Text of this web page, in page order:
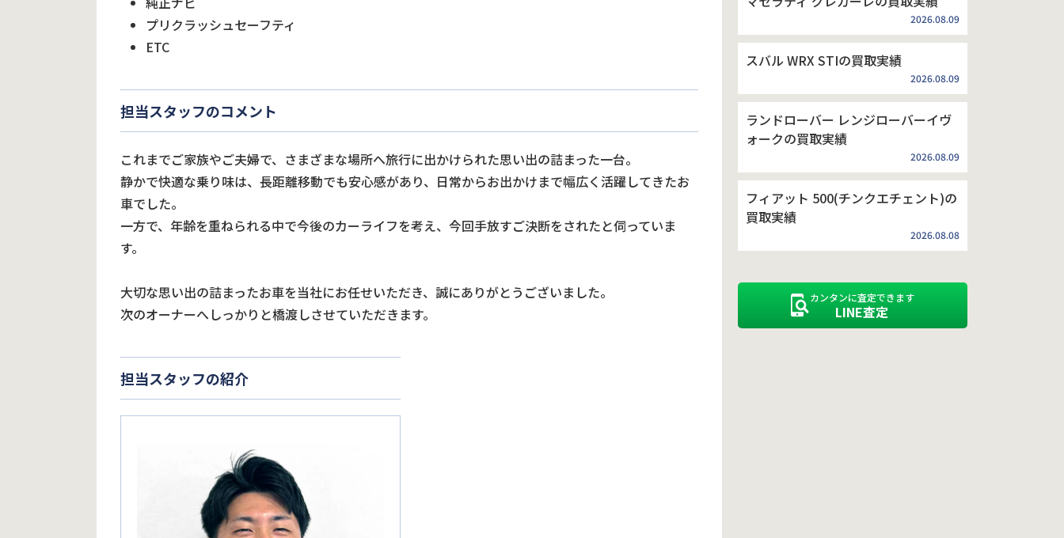
プリクラッシュセーフティ
ETC
担当スタッフのコメント
これまでご家族やご夫婦で、さまざまな場所へ旅行に出かけられた思い出の詰まった一台。
静かで快適な乗り味は、長距離移動でも安心感があり、日常からお出かけまで幅広く活躍してきたお
車でした。
一方で、年齢を重ねられる中で今後のカーライフを考え、今回手放すご決断をされたと伺っていま
す。
大切な思い出の詰まったお車を当社にお任せいただき、誠にありがとうございました。
次のオーナーへしっかりと橋渡しさせていただきます。
担当スタッフの紹介
2026.08.09
スバル WRX STIの買取実績
2026.08.09
ランドローバー レンジローバーイヴ
ォークの買取実績
2026.08.09
フィアット 500(チンクエチェント)の
買取実績
2026.08.08
カンタンに査定できます
LINE査定